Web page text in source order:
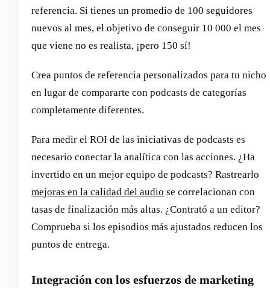
referencia. Si tienes un promedio de 100 seguidores
nuevos al mes, el objetivo de conseguir 10 000 el mes
que viene no es realista, ¡pero 150 sí!
Crea puntos de referencia personalizados para tu nicho
en lugar de compararte con podcasts de categorías
completamente diferentes.
Para medir el ROI de las iniciativas de podcasts es
necesario conectar la analítica con las acciones. ¿Ha
invertido en un mejor equipo de podcasts? Rastrearlo
mejoras en la calidad del audio se correlacionan con
tasas de finalización más altas. ¿Contrató a un editor?
Comprueba si los episodios más ajustados reducen los
puntos de entrega.
Integración con los esfuerzos de marketing